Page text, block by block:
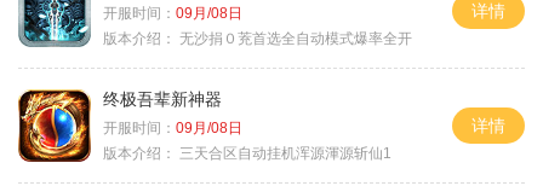
开服时间： 09月/08日
版本介绍： 无沙捐０茺首选全自动模式爆率全开
详情
终极吾辈新神器
开服时间： 09月/08日
版本介绍：
三天合区自动挂机浑源渾源斩仙1
详情